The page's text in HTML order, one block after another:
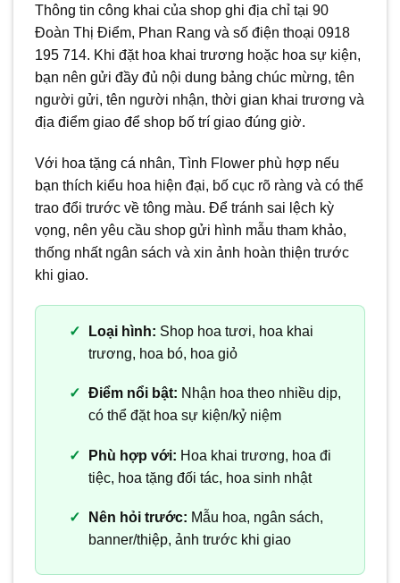
Thông tin công khai của shop ghi địa chỉ tại 90
Đoàn Thị Điểm, Phan Rang và số điện thoại 0918
195 714. Khi đặt hoa khai trương hoặc hoa sự kiện,
bạn nên gửi đầy đủ nội dung bảng chúc mừng, tên
người gửi, tên người nhận, thời gian khai trương và
địa điểm giao để shop bố trí giao đúng giờ.
Với hoa tặng cá nhân, Tình Flower phù hợp nếu
bạn thích kiểu hoa hiện đại, bố cục rõ ràng và có thể
trao đổi trước về tông màu. Để tránh sai lệch kỳ
vọng, nên yêu cầu shop gửi hình mẫu tham khảo,
thống nhất ngân sách và xin ảnh hoàn thiện trước
khi giao.
Loại hình: Shop hoa tươi, hoa khai
trương, hoa bó, hoa giỏ
Điểm nổi bật: Nhận hoa theo nhiều dịp,
có thể đặt hoa sự kiện/kỷ niệm
Phù hợp với: Hoa khai trương, hoa đi
tiệc, hoa tặng đối tác, hoa sinh nhật
Nên hỏi trước: Mẫu hoa, ngân sách,
banner/thiệp, ảnh trước khi giao